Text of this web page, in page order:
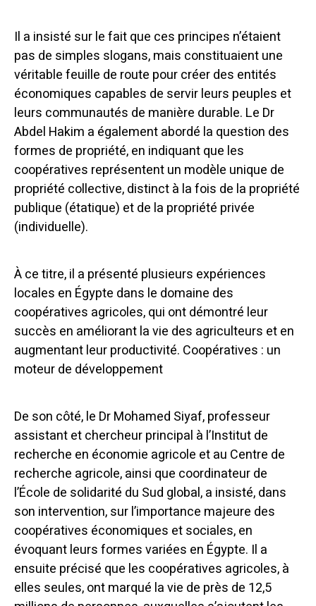
Il a insisté sur le fait que ces principes n’étaient
pas de simples slogans, mais constituaient une
véritable feuille de route pour créer des entités
économiques capables de servir leurs peuples et
leurs communautés de manière durable. Le Dr
Abdel Hakim a également abordé la question des
formes de propriété, en indiquant que les
coopératives représentent un modèle unique de
propriété collective, distinct à la fois de la propriété
publique (étatique) et de la propriété privée
(individuelle).
À ce titre, il a présenté plusieurs expériences
locales en Égypte dans le domaine des
coopératives agricoles, qui ont démontré leur
succès en améliorant la vie des agriculteurs et en
augmentant leur productivité. Coopératives : un
moteur de développement
De son côté, le Dr Mohamed Siyaf, professeur
assistant et chercheur principal à l’Institut de
recherche en économie agricole et au Centre de
recherche agricole, ainsi que coordinateur de
l’École de solidarité du Sud global, a insisté, dans
son intervention, sur l’importance majeure des
coopératives économiques et sociales, en
évoquant leurs formes variées en Égypte. Il a
ensuite précisé que les coopératives agricoles, à
elles seules, ont marqué la vie de près de 12,5